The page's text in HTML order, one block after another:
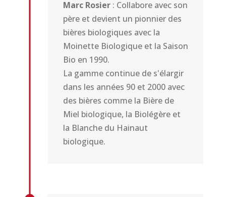
Marc Rosier: Collabore avec son
père et devient un pionnier des
bières biologiques avec la
Moinette Biologique et la Saison
Bio en 1990.
La gamme continue de s'élargir
dans les années 90 et 2000 avec
des bières comme la Bière de
Miel biologique, la Biolégère et
la Blanche du Hainaut
biologique.